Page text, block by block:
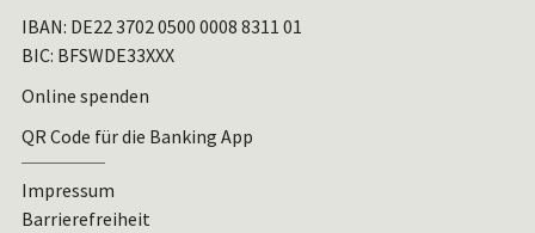
IBAN: DE22 3702 0500 0008 8311 01
BIC: BFSWDE33XXX
Online spenden
QR Code für die Banking App
Impressum
Barrierefreiheit